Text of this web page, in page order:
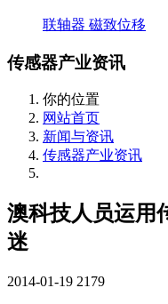
联轴器 磁致位移
传感器产业资讯
你的位置
网站首页
新闻与资讯
传感器产业资讯
澳科技人员运用
迷
2014-01-19 2179